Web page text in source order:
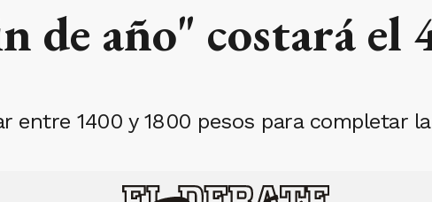
de año" costará el
entre 1400 y 1800 pesos para completar